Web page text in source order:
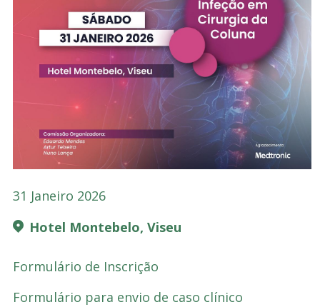
31 Janeiro 2026
Hotel Montebelo, Viseu
Formulário de Inscrição
Formulário para envio de caso clínico